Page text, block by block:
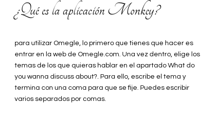
¿Qué es la aplicación Monkey?
para utilizar Omegle, lo primero que tienes que hacer es
entrar en la web de Omegle.com. Una vez dentro, elige los
temas de los que quieras hablar en el apartado What do
you wanna discuss about?. Para ello, escribe el tema y
termina con una coma para que se fije. Puedes escribir
varios separados por comas.